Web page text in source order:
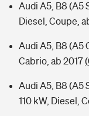
Audi A5, B8 (A5
Diesel, Coupe,
Audi A5, B8 (A5
Cabrio, ab 2017
Audi A5, B8 (A5
110 kW, Diesel,